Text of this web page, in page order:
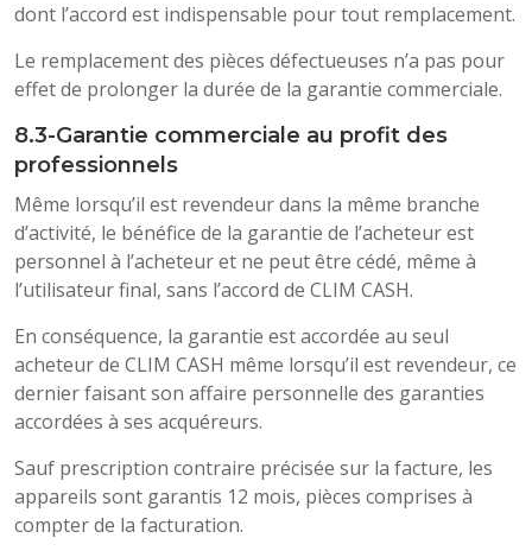
dont l’accord est indispensable pour tout remplacement.
Le remplacement des pièces défectueuses n’a pas pour
effet de prolonger la durée de la garantie commerciale.
8.3-Garantie commerciale au profit des
professionnels
Même lorsqu’il est revendeur dans la même branche
d’activité, le bénéfice de la garantie de l’acheteur est
personnel à l’acheteur et ne peut être cédé, même à
l’utilisateur final, sans l’accord de CLIM CASH.
En conséquence, la garantie est accordée au seul
acheteur de CLIM CASH même lorsqu’il est revendeur, ce
dernier faisant son affaire personnelle des garanties
accordées à ses acquéreurs.
Sauf prescription contraire précisée sur la facture, les
appareils sont garantis 12 mois, pièces comprises à
compter de la facturation.